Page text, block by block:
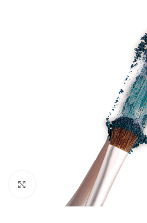
Cliquez pour agrandir